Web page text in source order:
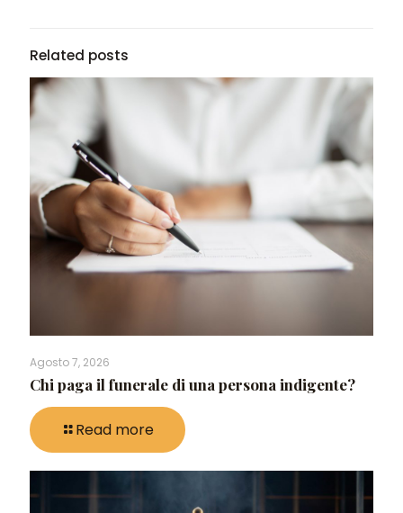
Related posts
Agosto 7, 2026
Chi paga il funerale di una persona indigente?
Read more